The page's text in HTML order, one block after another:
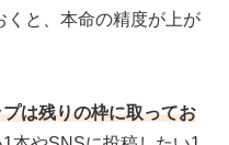
くと、本命の精度が上が
は残りの枠に取ってお